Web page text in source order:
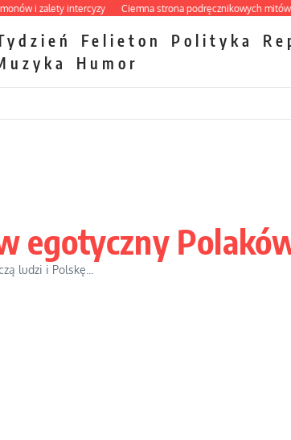
zalety intercyzy Ciemna strona podręcznikowych mitów
Felieton Polityka
Humor
egotyczny
ludzi i Polskę...